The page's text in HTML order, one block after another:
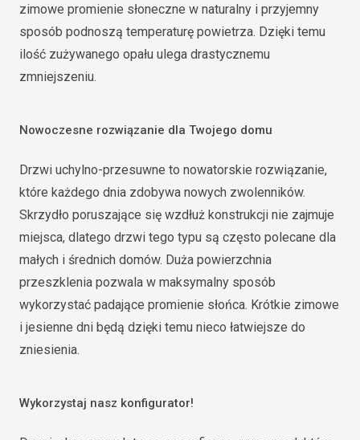
zimowe promienie słoneczne w naturalny i przyjemny
sposób podnoszą temperaturę powietrza. Dzięki temu
ilość zużywanego opału ulega drastycznemu
zmniejszeniu.
Nowoczesne rozwiązanie dla Twojego domu
Drzwi uchylno-przesuwne to nowatorskie rozwiązanie,
które każdego dnia zdobywa nowych zwolenników.
Skrzydło poruszające się wzdłuż konstrukcji nie zajmuje
miejsca, dlatego drzwi tego typu są często polecane dla
małych i średnich domów. Duża powierzchnia
przeszklenia pozwala w maksymalny sposób
wykorzystać padające promienie słońca. Krótkie zimowe
i jesienne dni będą dzięki temu nieco łatwiejsze do
zniesienia.
Wykorzystaj nasz konfigurator!